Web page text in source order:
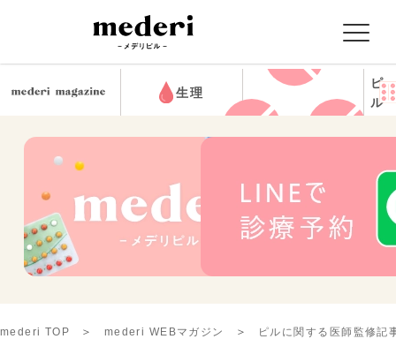
生理
ピ
ル
mederi TOP mederi WEBマガジン ピルに関する医師監修記